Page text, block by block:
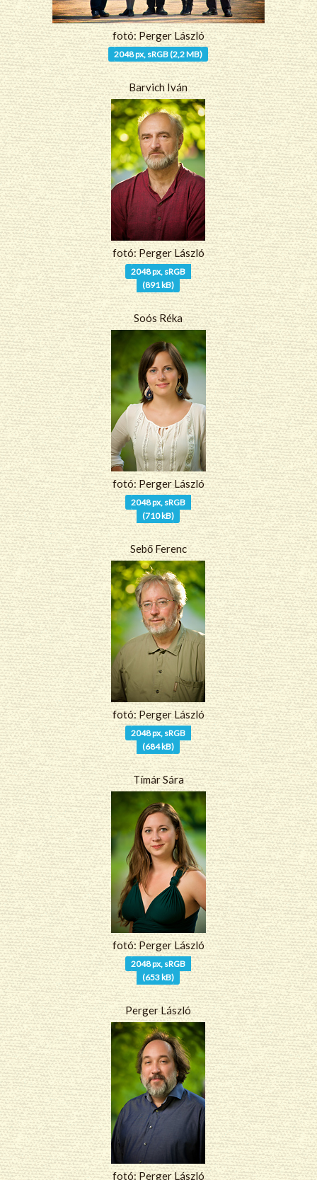
fotó: Perger László
2048 px, sRGB (2,2 MB)
Barvich Iván
fotó: Perger László
2048 px, sRGB
(891 kB)
Soós Réka
fotó: Perger László
2048 px, sRGB
(710 kB)
Sebő Ferenc
fotó: Perger László
2048 px, sRGB
(684 kB)
Tímár Sára
fotó: Perger László
2048 px, sRGB
(653 kB)
Perger László
fotó: Perger László